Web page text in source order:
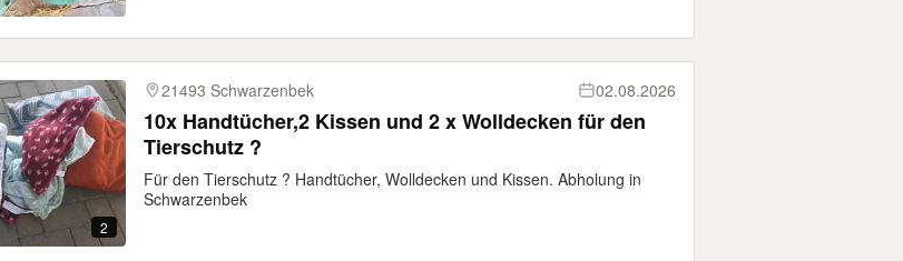
2
21493 Schwarzenbek 02.08.2026
10x Handtücher,2 Kissen und 2 x Wolldecken für den
Tierschutz ?
Für den Tierschutz ? Handtücher, Wolldecken und Kissen. Abholung in
Schwarzenbek